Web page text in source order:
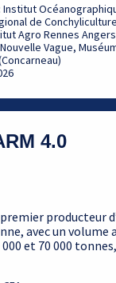
de
Agro Rennes
Vague,
4.0
producteur
avec un volume
et 70 000